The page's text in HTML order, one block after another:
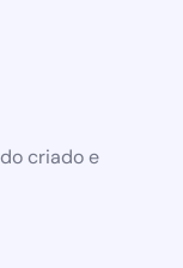
criado e